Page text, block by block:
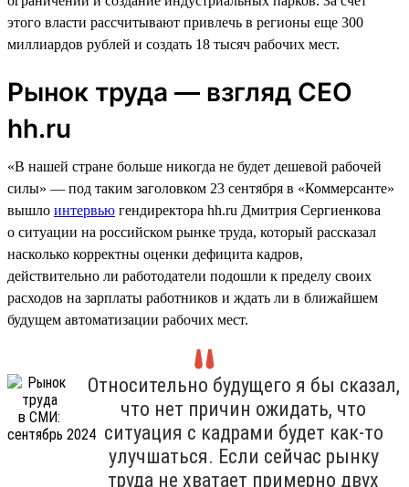
этого власти рассчитывают привлечь в регионы еще 300
миллиардов рублей и создать 18 тысяч рабочих мест.
Рынок труда — взгляд СЕО
hh.ru
«В нашей стране больше никогда не будет дешевой рабочей
силы» — под таким заголовком 23 сентября в «Коммерсанте»
вышло интервью гендиректора hh.ru Дмитрия Сергиенкова
о ситуации на российском рынке труда, который рассказал
насколько корректны оценки дефицита кадров,
действительно ли работодатели подошли к пределу своих
расходов на зарплаты работников и ждать ли в ближайшем
будущем автоматизации рабочих мест.
Относительно будущего я бы сказал,
что нет причин ожидать, что
ситуация с кадрами будет как-то
улучшаться. Если сейчас рынку
труда не хватает примерно двух